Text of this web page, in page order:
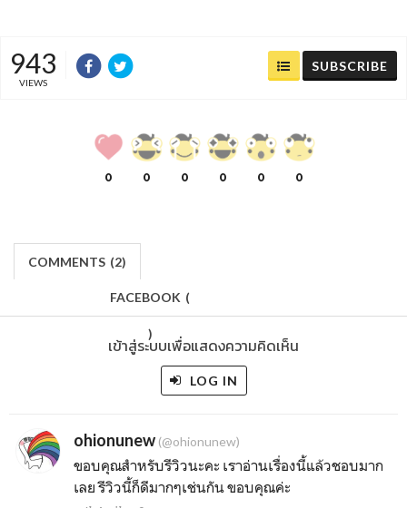
943
VIEWS
SUBSCRIBE
0 0 0 0 0 0
COMMENTS (2)
FACEBOOK (
)
เข้าสู่ระบบเพื่อแสดงความคิดเห็น
LOG IN
ohionunew (@ohionunew)
ขอบคุณสำหรับรีวิวนะคะ เราอ่านเรื่องนี้แล้วชอบมาก
เลย รีวิวนี้ก็ดีมากๆเช่นกัน ขอบคุณค่ะ